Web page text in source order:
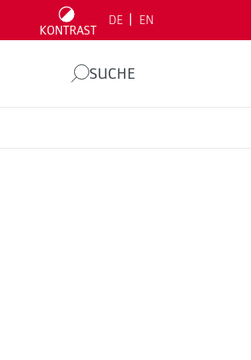
KONTRAST
DE EN
SUCHE